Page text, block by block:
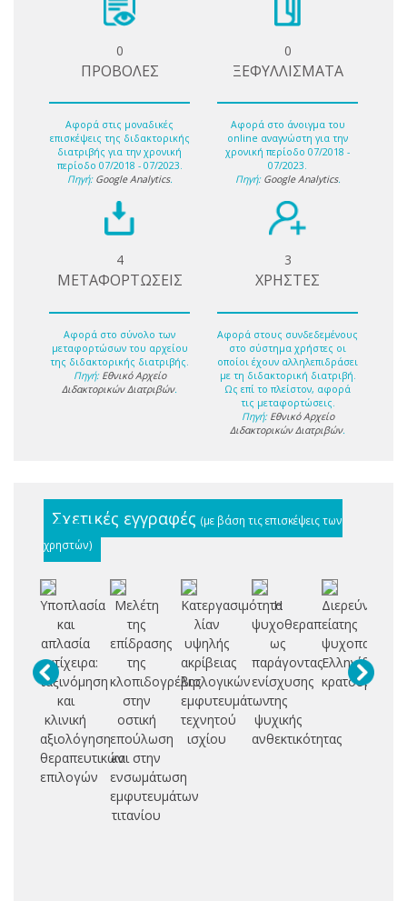
0
ΠΡΟΒΟΛΕΣ
Αφορά στις μοναδικές
επισκέψεις της διδακτορικής
διατριβής για την χρονική
περίοδο 07/2018 - 07/2023.
Πηγή: Google Analytics.
0
ΞΕΦΥΛΛΙΣΜΑΤΑ
Αφορά στο άνοιγμα του
online αναγνώστη για την
χρονική περίοδο 07/2018 -
07/2023.
Πηγή: Google Analytics.
4
ΜΕΤΑΦΟΡΤΩΣΕΙΣ
Αφορά στο σύνολο των
μεταφορτώσων του αρχείου
της διδακτορικής διατριβής.
Πηγή: Εθνικό Αρχείο
Διδακτορικών Διατριβών.
3
ΧΡΗΣΤΕΣ
Αφορά στους συνδεδεμένους
στο σύστημα χρήστες οι
οποίοι έχουν αλληλεπιδράσει
με τη διδακτορική διατριβή.
Ως επί το πλείστον, αφορά
τις μεταφορτώσεις.
Πηγή: Εθνικό Αρχείο
Διδακτορικών Διατριβών.
Σχετικές εγγραφές (με βάση τις επισκέψεις των
χρηστών)
Υποπλασία
και
απλασία
αντίχειρα:
ταξινόμηση
και
κλινική
αξιολόγηση
θεραπευτικών
επιλογών
Μελέτη
της
επίδρασης
της
κλοπιδογρέλης
στην
οστική
επούλωση
και στην
ενσωμάτωση
εμφυτευμάτων
τιτανίου
Κατεργασιμότητα
λίαν
υψηλής
ακρίβειας
βιολογικών
εμφυτευμάτων
τεχνητού
ισχίου
Η
ψυχοθεραπεία
ως
παράγοντας
ενίσχυσης
της
ψυχικής
ανθεκτικότητας
Διερεύνηση
της
Ελληνίδων
κρατουμένων